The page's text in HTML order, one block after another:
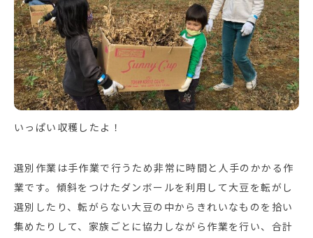
いっぱい収穫したよ！
選別作業は手作業で行うため非常に時間と人手のかかる作
業です。傾斜をつけたダンボールを利用して大豆を転がし
選別したり、転がらない大豆の中からきれいなものを拾い
集めたりして、家族ごとに協力しながら作業を行い、合計